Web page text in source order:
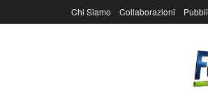
Chi Siamo Collaborazioni